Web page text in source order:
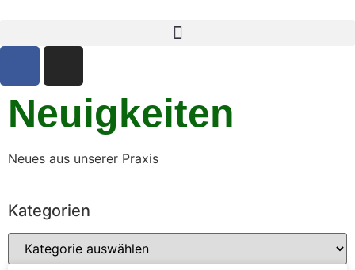
Neuigkeiten
Neues aus unserer Praxis
Kategorien